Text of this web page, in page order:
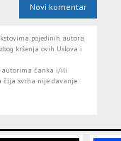
Novi komentar
pojedinih autora
kršenja ovih Uslova i
autorima čanka i/ili
čija svrha nije davanje